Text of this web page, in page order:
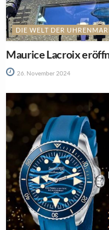
DIE WELT DER
Maurice Lacroix
26. November 2024